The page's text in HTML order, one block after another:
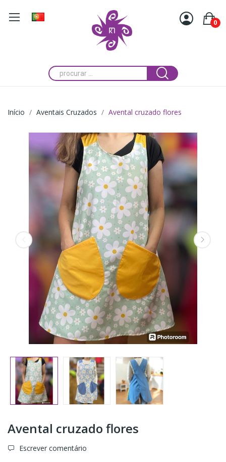
0
Início Aventais Cruzados Avental cruzado flores
Avental cruzado flores
Escrever comentário